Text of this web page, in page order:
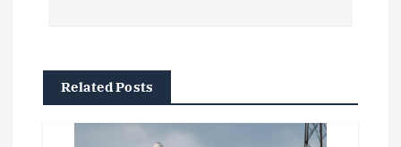
Related Posts